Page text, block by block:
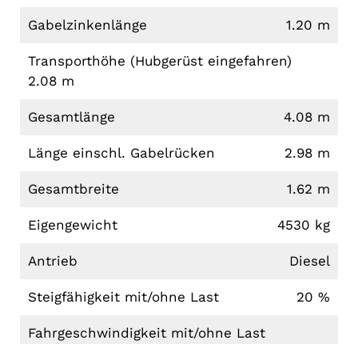
Gabelzinkenlänge 1.20 m
Transporthöhe (Hubgerüst eingefahren)
2.08 m
Gesamtlänge 4.08 m
Länge einschl. Gabelrücken 2.98 m
Gesamtbreite 1.62 m
Eigengewicht 4530 kg
Antrieb Diesel
Steigfähigkeit mit/ohne Last 20 %
Fahrgeschwindigkeit mit/ohne Last